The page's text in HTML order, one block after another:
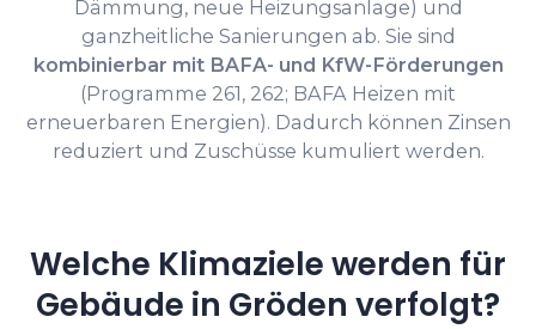
Dämmung, neue Heizungsanlage) und
ganzheitliche Sanierungen ab. Sie sind
kombinierbar mit BAFA- und KfW-Förderungen
(Programme 261, 262; BAFA Heizen mit
erneuerbaren Energien). Dadurch können Zinsen
reduziert und Zuschüsse kumuliert werden.
Welche Klimaziele werden für
Gebäude in Gröden verfolgt?